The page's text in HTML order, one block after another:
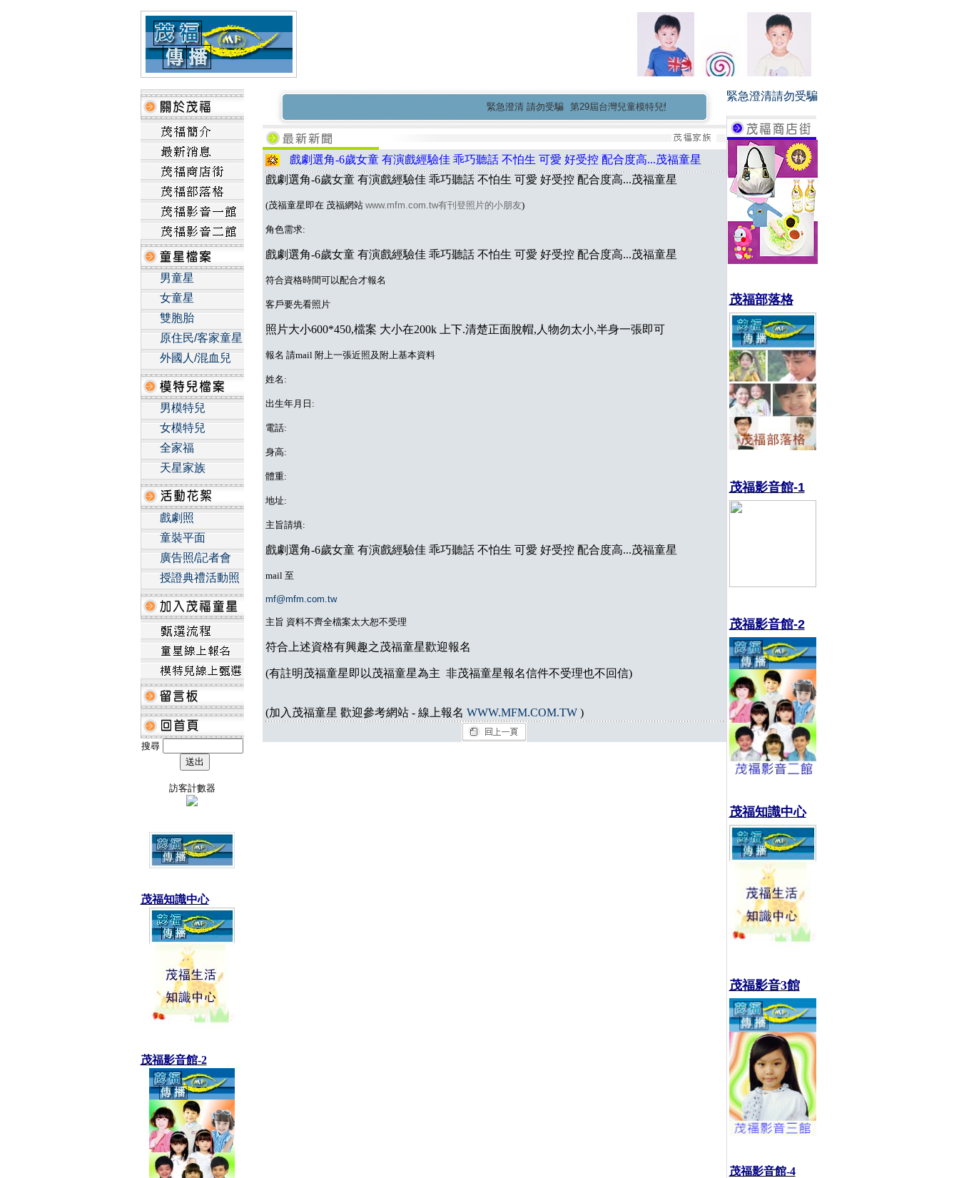
男童星
女童星
雙胞胎
原住民/客家童星
外國人/混血兒
男模特兒
女模特兒
全家福
天星家族
戲劇照
童裝平面
廣告照/記者會
授證典禮活動照
搜尋
訪客計數器
茂福知識中心
茂福影音館-2
緊急澄清 請勿受騙 第29屆台灣兒童模特兒甄選活動歡迎報名...
戲劇選角-6歲女童 有演戲經驗佳 乖巧聽話 不怕生 可愛 好受控 配合度高...茂福童星
戲劇選角-6歲女童 有演戲經驗佳 乖巧聽話 不怕生 可愛 好受控 配合度高...茂福童星
(茂福童星即在 茂福網站 www.mfm.com.tw有刊登照片的小朋友)
角色需求:
戲劇選角-6歲女童 有演戲經驗佳 乖巧聽話 不怕生 可愛 好受控 配合度高...茂福童星
符合資格時間可以配合才報名
客戶要先看照片
照片大小600*450,檔案 大小在200k 上下.清楚正面脫帽,人物勿太小,半身一張即可
報名 請mail 附上一張近照及附上基本資料
姓名:
出生年月日:
電話:
身高:
體重:
地址:
主旨請填:
戲劇選角-6歲女童 有演戲經驗佳 乖巧聽話 不怕生 可愛 好受控 配合度高...茂福童星
mail 至
mf@mfm.com.tw
主旨 資料不齊全檔案太大恕不受理
符合上述資格有興趣之茂福童星歡迎報名
(有註明茂福童星即以茂福童星為主 非茂福童星報名信件不受理也不回信)
(加入茂福童星 歡迎參考網站 - 線上報名 WWW.MFM.COM.TW)
緊急澄清請勿受騙
茂福部落格
茂福影音館-1
茂福影音館-2
茂福知識中心
茂福影音3館
茂福影音館-4